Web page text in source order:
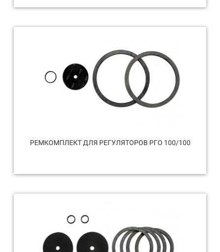
РЕМКОМПЛЕКТ ДЛЯ РЕГУЛЯТОРОВ РГО 100/100